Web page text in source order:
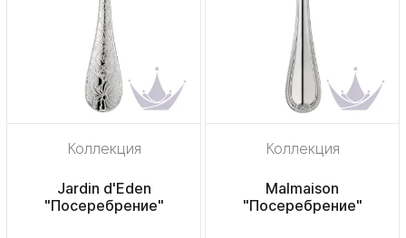
Коллекция
Jardin d'Eden
"Посеребрение"
Коллекция
Malmaison
"Посеребрение"